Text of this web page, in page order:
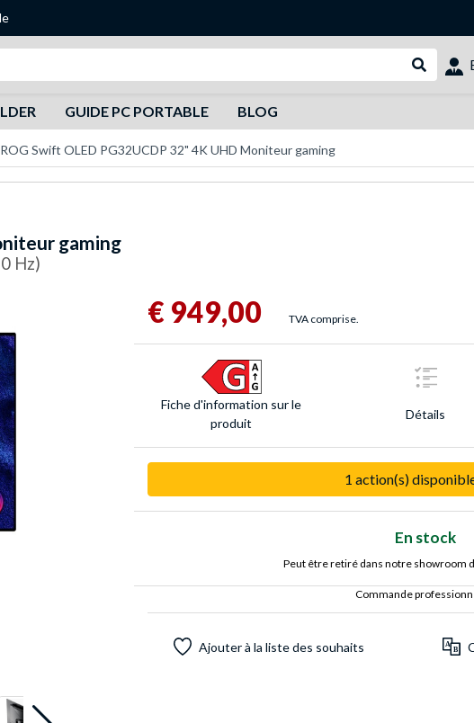
GUIDE PC PORTABLE BLOG
Swift OLED PG32UCDP 32" 4K UHD Moniteur gaming
gaming
Hz)
€ 949,00 TVA comprise.
Fiche d'infor­mation sur le
produit
Détails
1 action(s)
En stock
Peut être retiré dans notre showroom
Commande
Ajouter à la liste des souhaits